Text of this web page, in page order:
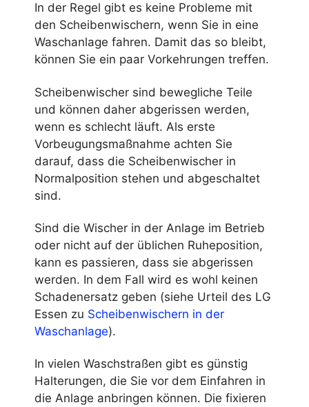
In der Regel gibt es keine Probleme mit
den Scheibenwischern, wenn Sie in eine
Waschanlage fahren. Damit das so bleibt,
können Sie ein paar Vorkehrungen treffen.
Scheibenwischer sind bewegliche Teile
und können daher abgerissen werden,
wenn es schlecht läuft. Als erste
Vorbeugungsmaßnahme achten Sie
darauf, dass die Scheibenwischer in
Normalposition stehen und abgeschaltet
sind.
Sind die Wischer in der Anlage im Betrieb
oder nicht auf der üblichen Ruheposition,
kann es passieren, dass sie abgerissen
werden. In dem Fall wird es wohl keinen
Schadenersatz geben (siehe Urteil des LG
Essen zu Scheibenwischern in der
Waschanlage).
In vielen Waschstraßen gibt es günstig
Halterungen, die Sie vor dem Einfahren in
die Anlage anbringen können. Die fixieren